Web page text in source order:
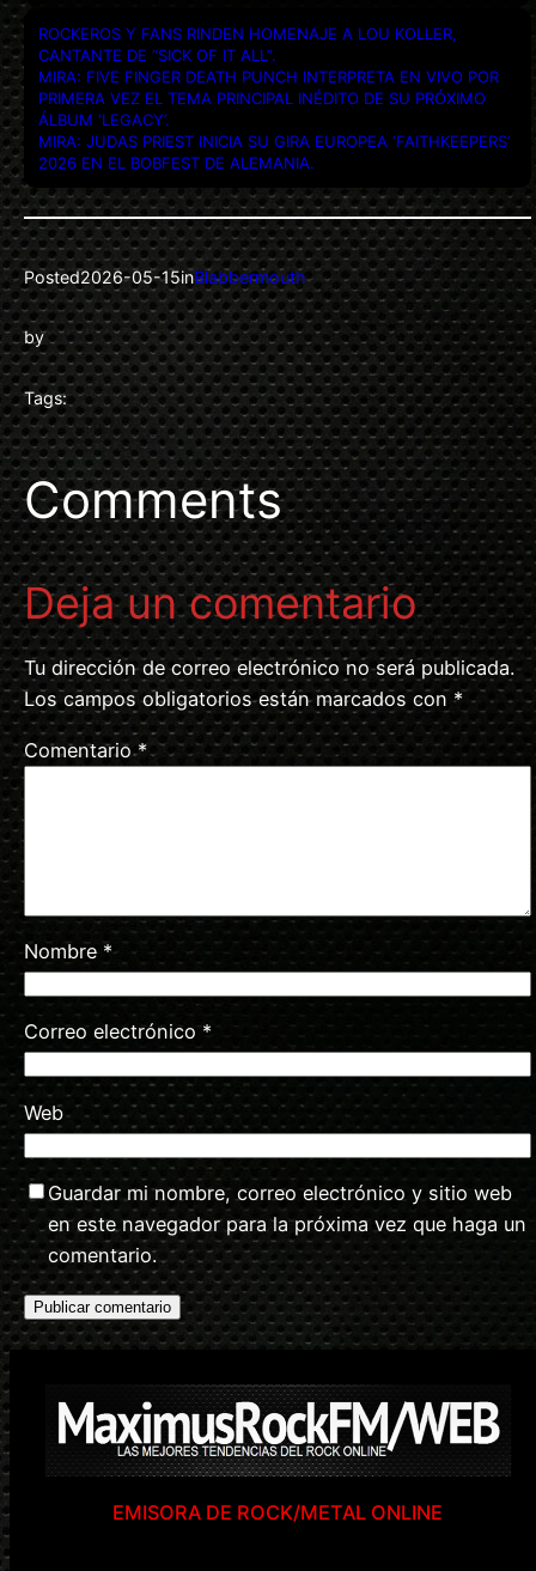
ROCKEROS Y FANS RINDEN HOMENAJE A LOU KOLLER,
CANTANTE DE “SICK OF IT ALL”.
MIRA: FIVE FINGER DEATH PUNCH INTERPRETA EN VIVO POR
PRIMERA VEZ EL TEMA PRINCIPAL INÉDITO DE SU PRÓXIMO
ÁLBUM ‘LEGACY’.
MIRA: JUDAS PRIEST INICIA SU GIRA EUROPEA ‘FAITHKEEPERS’
2026 EN EL BOBFEST DE ALEMANIA.
Posted2026-05-15inBlabbermouth
by
Tags:
Comments
Deja un comentario
Tu dirección de correo electrónico no será publicada.
Los campos obligatorios están marcados con *
Comentario*
Nombre *
Correo electrónico *
Web
Guardar mi nombre, correo electrónico y sitio web
en este navegador para la próxima vez que haga un
comentario.
EMISORA DE ROCK/METAL ONLINE